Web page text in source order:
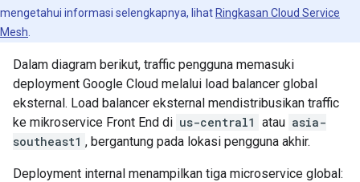
mengetahui informasi selengkapnya, lihat Ringkasan Cloud Service
Mesh
Dalam diagram berikut, traffic pengguna memasuki
deployment Google Cloud melalui load balancer global
eksternal. Load balancer eksternal mendistribusikan traffic
ke mikroservice Front End di us-central1 atau asia-
southeast1 , bergantung pada lokasi pengguna akhir.
Deployment internal menampilkan tiga microservice global: